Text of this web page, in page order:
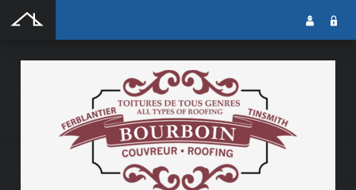
SOUMISSION GRATUITE
SOUMISSION GRATUITE
Notre outil de soumission gratuite en ligne vous permet de rejoindre une foule